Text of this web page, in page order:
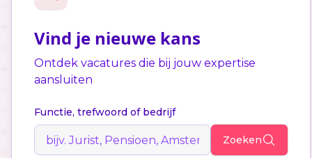
Vind je nieuwe kans
Ontdek vacatures die bij jouw expertise
aansluiten
Functie, trefwoord of bedrijf
Zoeken